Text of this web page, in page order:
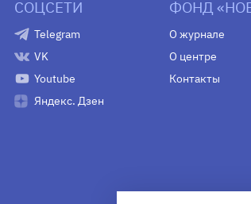
СОЦСЕТИ
Telegram
VK
Youtube
Яндекс. Дзен
ФОНД
О журнале
О центре
Контакты